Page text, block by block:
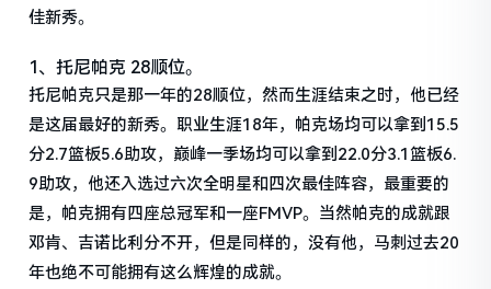
佳新秀。
1、托尼帕克 28顺位。
托尼帕克只是那一年的28顺位，然而生涯结束之时，他已经
是这届最好的新秀。职业生涯18年，帕克场均可以拿到15.5
分2.7篮板5.6助攻，巅峰一季场均可以拿到22.0分3.1篮板6.
9助攻，他还入选过六次全明星和四次最佳阵容，最重要的
是，帕克拥有四座总冠军和一座FMVP。当然帕克的成就跟
邓肯、吉诺比利分不开，但是同样的，没有他，马刺过去20
年也绝不可能拥有这么辉煌的成就。